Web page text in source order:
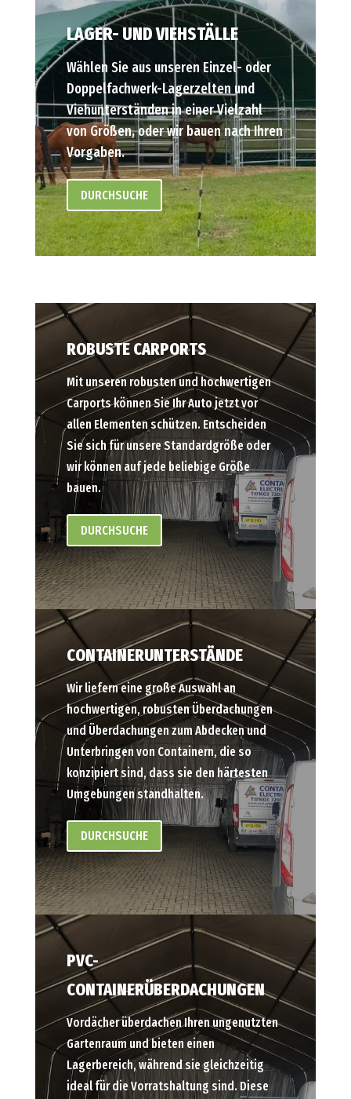
LAGER- UND VIEHSTÄLLE
Wählen Sie aus unseren Einzel- oder
Doppelfachwerk-Lagerzelten und
Viehunterständen in einer Vielzahl
von Größen, oder wir bauen nach Ihren
Vorgaben.
DURCHSUCHE
ROBUSTE CARPORTS
Mit unseren robusten und hochwertigen
Carports können Sie Ihr Auto jetzt vor
allen Elementen schützen. Entscheiden
Sie sich für unsere Standardgröße oder
wir können auf jede beliebige Größe
bauen.
DURCHSUCHE
CONTAINERUNTERSTÄNDE
Wir liefern eine große Auswahl an
hochwertigen, robusten Überdachungen
und Überdachungen zum Abdecken und
Unterbringen von Containern, die so
konzipiert sind, dass sie den härtesten
Umgebungen standhalten.
DURCHSUCHE
PVC-
CONTAINERÜBERDACHUNGEN
Vordächer überdachen Ihren ungenutzten
Gartenraum und bieten einen
Lagerbereich, während sie gleichzeitig
ideal für die Vorratshaltung sind. Diese